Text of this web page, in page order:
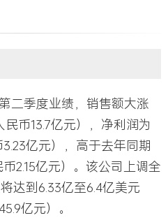
二季度业绩，销售额大涨
币13.7亿元），净利润为
亿元），高于去年同期
2.15亿元）。该公司上调全
达到6.33亿至6.4亿美元
亿元）。